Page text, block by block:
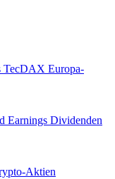
TecDAX Europa-
Earnings Dividenden
Aktien